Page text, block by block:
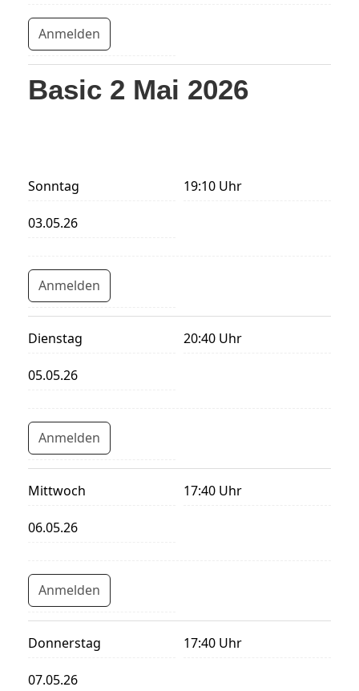
Anmelden
Basic 2 Mai 2026
Sonntag 19:10 Uhr
03.05.26
Anmelden
Dienstag 20:40 Uhr
05.05.26
Anmelden
Mittwoch 17:40 Uhr
06.05.26
Anmelden
Donnerstag 17:40 Uhr
07.05.26